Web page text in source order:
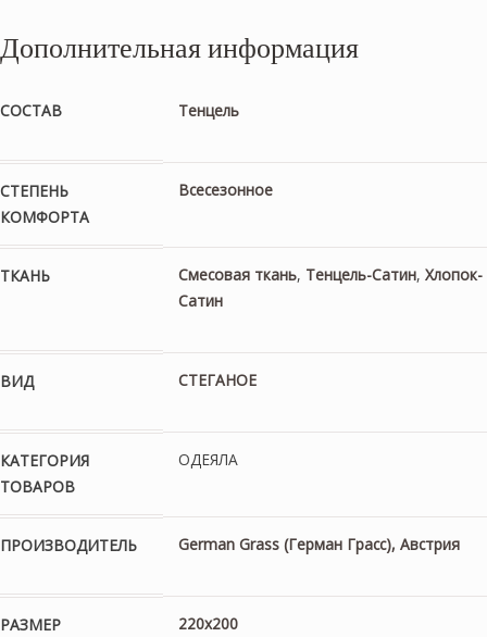
Дополнительная информация
СОСТАВ Тенцель
СТЕПЕНЬ
КОМФОРТА
Всесезонное
ТКАНЬ Смесовая ткань, Тенцель-Сатин, Хлопок-
Сатин
ВИД СТЕГАНОЕ
КАТЕГОРИЯ
ТОВАРОВ
ОДЕЯЛА
ПРОИЗВОДИТЕЛЬ German Grass (Герман Грасс), Австрия
РАЗМЕР 220х200